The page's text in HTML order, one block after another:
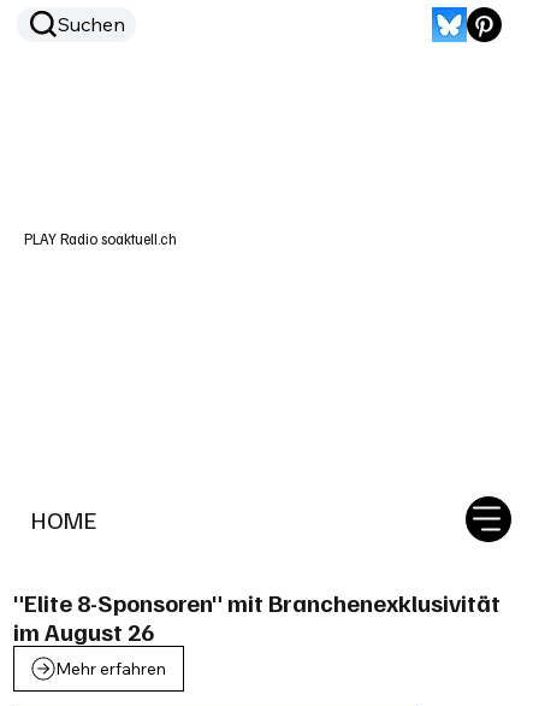
HOME
Suchen
PLAY Radio soaktuell.ch
"Elite 8-Sponsoren" mit Branchenexklusivität
im August 26
Mehr erfahren